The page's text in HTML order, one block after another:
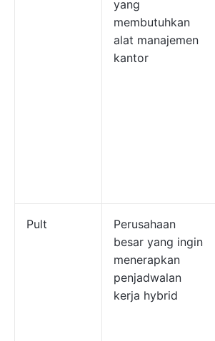
yang
membutuhkan
alat manajemen
kantor
Pult
Perusahaan
besar yang ingin
menerapkan
penjadwalan
kerja hybrid